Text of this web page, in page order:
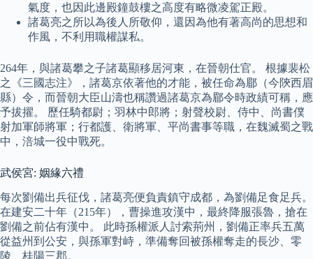
氣度，也因此邊殿鐘鼓樓之高度有略微凌駕正殿。
諸葛亮之所以為後人所敬仰，還因為他有著高尚的思想和
作風，不利用職權謀私。
264年，與諸葛攀之子諸葛顯移居河東，在晉朝仕官。 根據裴松
之《三國志注》，諸葛京依著他的才能，被任命為郿（今陝西眉
縣）令，而晉朝大臣山濤也稱讚過諸葛京為郿令時政績可稱，應
予拔擢。 歷任騎都尉；羽林中郎將；射聲校尉、侍中、尚書僕
射加軍師將軍；行都護、衛將軍、平尚書事等職，在魏滅蜀之戰
中，涪城一役中戰死。
武侯宮: 姻緣六禮
每次劉備出兵征伐，諸葛亮便負責鎮守成都，為劉備足食足兵。
在建安二十年（215年），曹操進攻漢中，最終降服張魯，搶在
劉備之前佔有漢中。 此時孫權派人討索荊州，劉備正率兵五萬
從益州到公安，與孫軍對峙，準備奪回被孫權奪走的長沙、零
陵、桂陽三郡。